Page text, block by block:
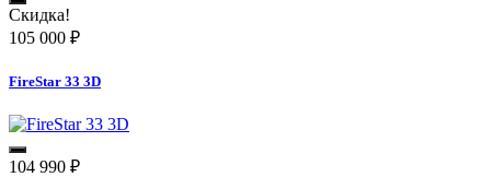
Скидка!
105 000 ₽
FireStar 33 3D
104 990 ₽